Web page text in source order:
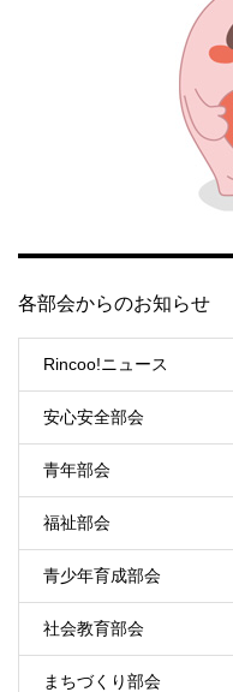
各部会からのお知らせ
Rincoo!ニュース
安心安全部会
青年部会
福祉部会
青少年育成部会
社会教育部会
まちづくり部会